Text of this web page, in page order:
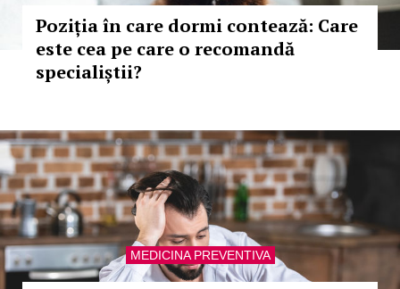
Poziția în care dormi contează: Care
este cea pe care o recomandă
specialiștii?
MEDICINA PREVENTIVA